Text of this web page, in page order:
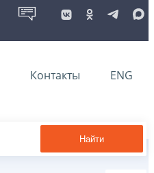
Контакты ENG
Найти